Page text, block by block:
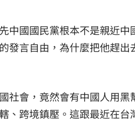
中國國民黨根本不是親近
發言自由，為什麼把他趕
社會，竟然會有中國人用
、跨境鎮壓。這跟最近在